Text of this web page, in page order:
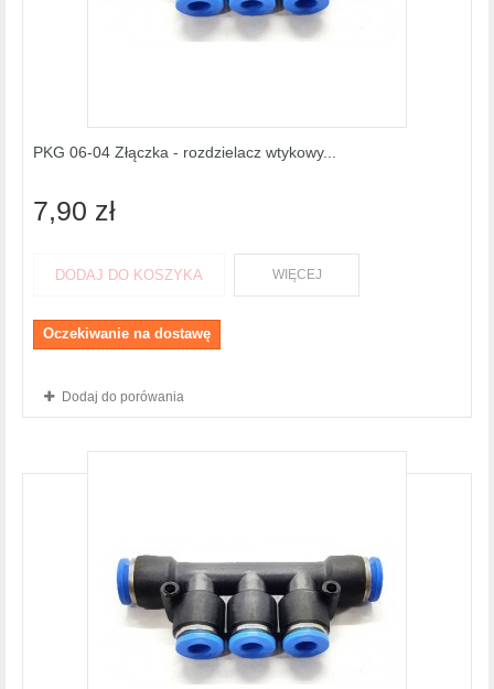
PKG 06-04 Złączka - rozdzielacz wtykowy...
7,90 zł
DODAJ DO KOSZYKA WIĘCEJ
Oczekiwanie na dostawę
Dodaj do porówania